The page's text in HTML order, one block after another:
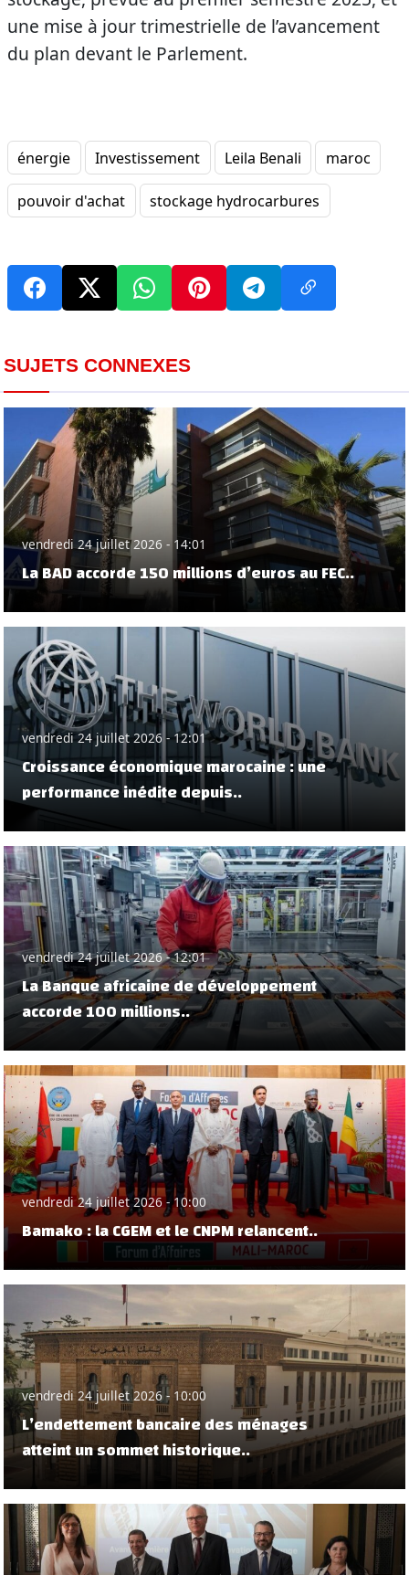
une mise à jour trimestrielle de l’avancement
du plan devant le Parlement.
énergie Investissement Leila Benali maroc
pouvoir d'achat stockage hydrocarbures
SUJETS CONNEXES
vendredi 24 juillet 2026 - 14:01
La BAD accorde 150 millions d’euros au FEC..
vendredi 24 juillet 2026 - 12:01
Croissance économique marocaine : une
performance inédite depuis..
vendredi 24 juillet 2026 - 12:01
La Banque africaine de développement
accorde 100 millions..
vendredi 24 juillet 2026 - 10:00
Bamako : la CGEM et le CNPM relancent..
vendredi 24 juillet 2026 - 10:00
L’endettement bancaire des ménages
atteint un sommet historique..